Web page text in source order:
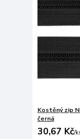
Kostěný zip
černá
30,67 Kč/